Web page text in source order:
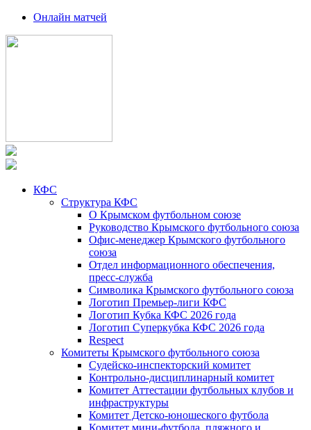
Онлайн матчей
КФС
Структура КФС
О Крымском футбольном союзе
Руководство Крымского футбольного союза
Офис-менеджер Крымского футбольного
союза
Отдел информационного обеспечения,
пресс-служба
Символика Крымского футбольного союза
Логотип Премьер-лиги КФС
Логотип Кубка КФС 2026 года
Логотип Суперкубка КФС 2026 года
Respect
Комитеты Крымского футбольного союза
Судейско-инспекторский комитет
Контрольно-дисциплинарный комитет
Комитет Аттестации футбольных клубов и
инфраструктуры
Комитет Детско-юношеского футбола
Комитет мини-футбола, пляжного и